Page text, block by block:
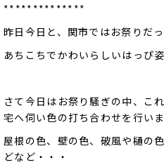
**************
昨日今日と、関市ではお祭りだっ
あちこちでかわいらしいはっぴ
さて今日はお祭り騒ぎの中、こ
宅へ伺い色の打ち合わせを行いま
屋根の色、壁の色、破風や樋の
どなど・・・